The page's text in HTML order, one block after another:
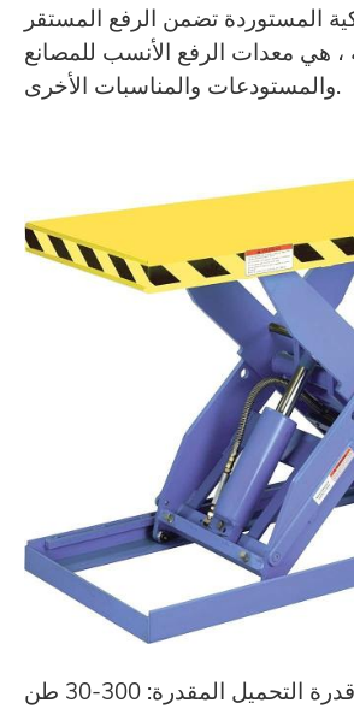
المستوردة تضمن الرفع المستقر
، هي معدات الرفع الأنسب للمصانع
والمستودعات والمناسبات الأخرى.
قدرة التحميل المقدرة: 300-30 طن